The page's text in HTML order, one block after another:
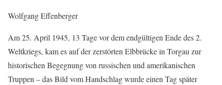
Wolfgang Effenberger
Am 25. April 1945, 13 Tage vor dem endgültigen Ende des 2.
Weltkriegs, kam es auf der zerstörten Elbbrücke in Torgau zur
historischen Begegnung von russischen und amerikanischen
Truppen – das Bild vom Handschlag wurde einen Tag später